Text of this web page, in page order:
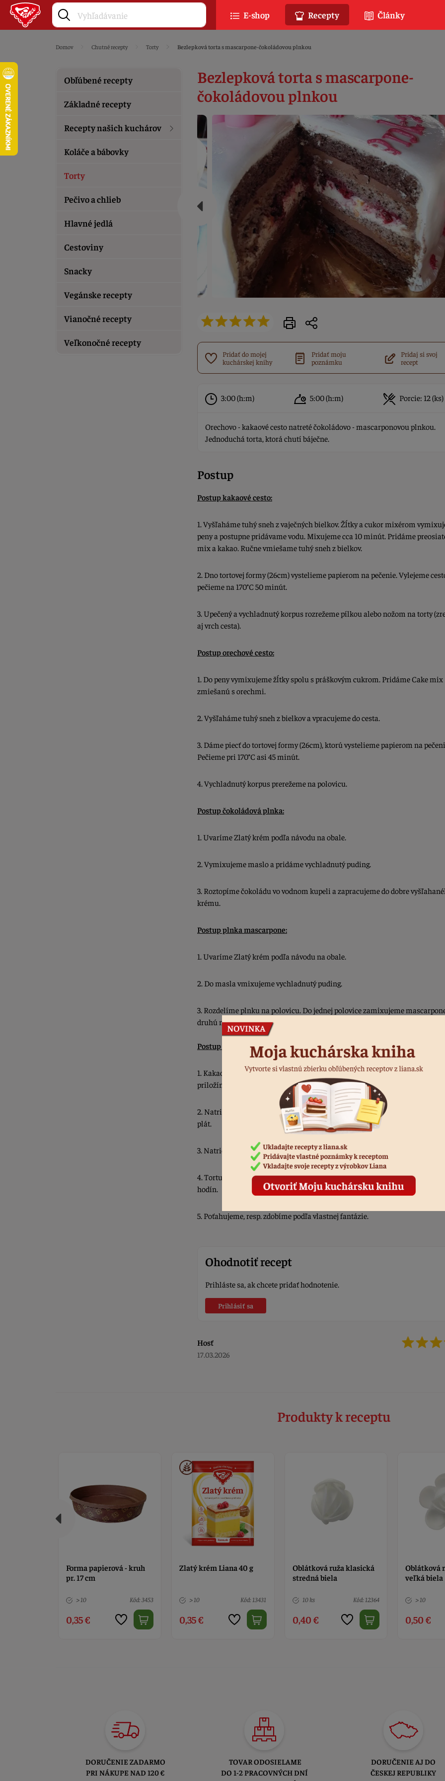
Domov Chutné recepty Torty Bezlepková torta s mascarpone-čokoládovou plnkou
Obľúbené recepty
Základné recepty
Recepty našich kuchárov
Koláče a bábovky
Torty
Pečivo a chlieb
Hlavné jedlá
Cestoviny
Snacky
Vegánske recepty
Vianočné recepty
Veľkonočné recepty
Bezlepková torta s mascarpone-
čokoládovou plnkou
Pridať do mojej
kuchárskej knihy
Pridať moju
poznámku
Pridaj si svoj
recept
3:00(h:m) 5:00(h:m) Porcie: 12 (ks)
Orechovo - kakaové cesto natreté čokoládovo - mascarponovou plnkou.
Jednoduchá torta, ktorá chutí báječne.
Postup
Postup kakaové cesto:
1. Vyšľaháme tuhý sneh z vaječných bielkov. Žĺtky a cukor mixérom
peny a postupne pridávame vodu. Mixujeme cca 10 minút. Pridáme
mix a kakao. Ručne vmiešame tuhý sneh z bielkov.
2. Dno tortovej formy (26cm) vystelieme papierom na pečenie. Vylejeme
pečieme na 170°C 50 minút.
3. Upečený a vychladnutý korpus rozrežeme pílkou alebo nožom na torty
aj vrch cesta).
Postup orechové cesto:
1. Do peny vymixujeme žĺtky spolu s práškovým cukrom. Pridáme Cake mix
zmiešanú s orechmi.
2. Vyšľaháme tuhý sneh z bielkov a vpracujeme do cesta.
3. Dáme piecť do tortovej formy (26cm), ktorú vystelieme papierom na
Pečieme pri 170°C asi 45 minút.
4. Vychladnutý korpus prerežeme na polovicu.
Postup čokoládová plnka:
1. Uvaríme Zlatý krém podľa návodu na obale.
2. Vymixujeme maslo a pridáme vychladnutý puding.
3. Roztopíme čokoládu vo vodnom kupeli a zapracujeme do dobre
krému.
Postup plnka mascarpone:
1. Uvaríme Zlatý krém podľa návodu na obale.
2. Do masla vmixujeme vychladnutý puding.
3. Rozdelíme plnku na polovicu. Do jednej polovice zamixujeme
druhú necháme na poťahovanie torty
Postup torta:
1. Kakaový plát natrieme džemom. Použijeme polovicu čokoládovej plnky a
priložíme orechový plát.
2. Natrieme mascarponovú plnku, posypeme mrazené ovocie a priložíme
plát.
3. Natrieme opäť čokoládovú plnku a priložíme kakaový plát.
4. Tortu potiahneme plnkou, ktorú sme si odložili. Necháme stuhnúť aspoň
hodín.
5. Poťahujeme, resp. zdobíme podľa vlastnej fantázie.
Ohodnotiť recept
Prihláste sa, ak chcete pridať hodnotenie.
Prihlásiť sa
Hosť
17.03.2026
Produkty k receptu
Forma papierová - kruh
pr. 17 cm
> 10 Kód: 3453
0,35 €
Zlatý krém Liana 40 g
> 10 Kód: 13431
0,35 €
Oblátková ruža klasická
stredná biela
10 ks Kód: 12364
0,40 €
Oblátková
veľká biela
> 10
0,50 €
DORUČENIE ZADARMO
PRI NÁKUPE NAD 120 €
TOVAR ODOSIELAME
DO 1-2 PRACOVNÝCH DNÍ
DORUČENIE AJ DO
ČESKEJ REPUBLIKY
E-shop Recepty Články